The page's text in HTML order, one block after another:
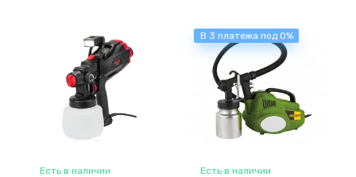
Есть в наличии
В 3 платежа под 0%
Есть в наличии